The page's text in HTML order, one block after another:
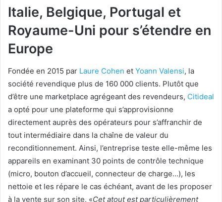
Italie, Belgique, Portugal et
Royaume-Uni pour s’étendre en
Europe
Fondée en 2015 par Laure Cohen et Yoann Valensi, la
société revendique plus de 160 000 clients. Plutôt que
d’être une marketplace agrégeant des revendeurs, Citideal
a opté pour une plateforme qui s’approvisionne
directement auprès des opérateurs pour s’affranchir de
tout intermédiaire dans la chaîne de valeur du
reconditionnement. Ainsi, l’entreprise teste elle-même les
appareils en examinant 30 points de contrôle technique
(micro, bouton d’accueil, connecteur de charge…), les
nettoie et les répare le cas échéant, avant de les proposer
à la vente sur son site. «Cet atout est particulièrement